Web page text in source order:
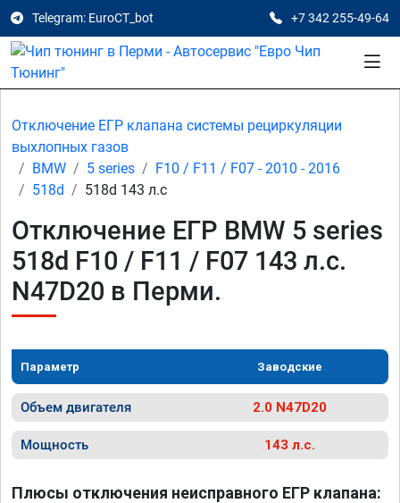
Telegram: EuroCT_bot +7 342 255-49-64
Отключение ЕГР клапана системы рециркуляции
выхлопных газов
BMW
5 series
F10 / F11 / F07 - 2010 - 2016
518d
518d 143 л.с
Отключение ЕГР BMW 5 series
518d F10 / F11 / F07 143 л.с.
N47D20 в Перми.
Параметр Заводские
Объем двигателя 2.0 N47D20
Мощность 143 л.с.
Плюсы отключения неисправного ЕГР клапана: